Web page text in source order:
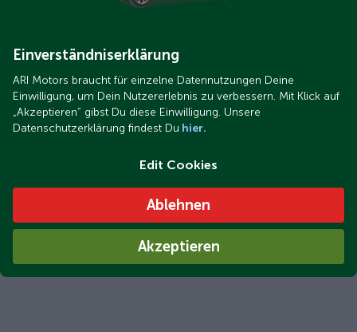
Einverständniserklärung
ARI Motors braucht für einzelne Datennutzungen Deine
Einwilligung, um Dein Nutzererlebnis zu verbessern. Mit Klick auf
„Akzeptieren“ gibst Du diese Einwilligung. Unsere
Datenschutzerklärung findest Du hier.
Edit Cookies
Ablehnen
Akzeptieren